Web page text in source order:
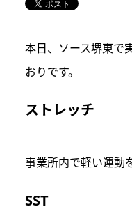
本日、ソース堺東で
おりです。
ストレッチ
事業所内で軽い運動
SST